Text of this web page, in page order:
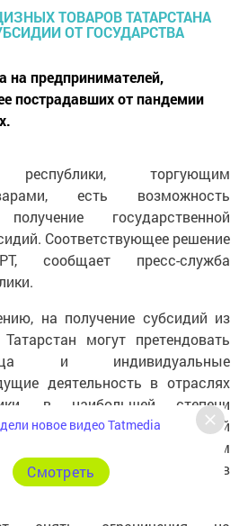
на предпринимателей,
пострадавших от пандемии
республики, торгующим
есть возможность
государственной
Соответствующее решение
сообщает пресс-служба
на получение субсидий из
могут претендовать
и индивидуальные
деятельность в отраслях
в наибольшей степени
распространения новой
осуществляющие при этом
– заверили в
новое видео Tatmedia
Cмотреть